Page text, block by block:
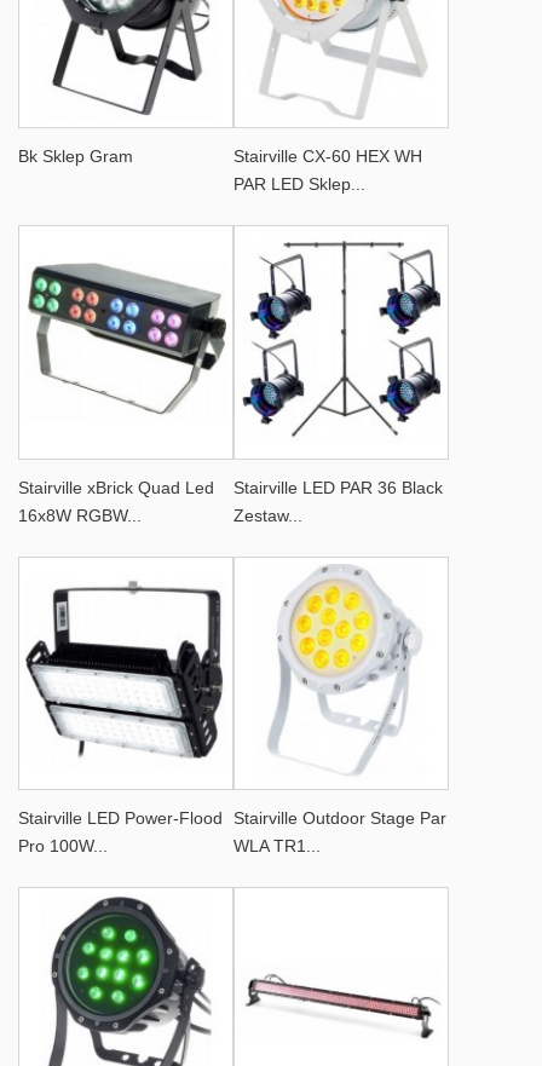
Bk Sklep Gram
Stairville CX-60 HEX WH
PAR LED Sklep...
Stairville xBrick Quad Led
16x8W RGBW...
Stairville LED PAR 36 Black
Zestaw...
Stairville LED Power-Flood
Pro 100W...
Stairville Outdoor Stage Par
WLA TR1...